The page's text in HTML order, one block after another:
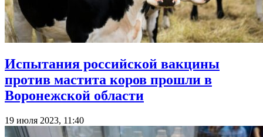
Испытания российской вакцины
против мастита коров прошли в
Воронежской области
19 июля 2023, 11:40